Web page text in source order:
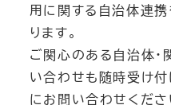
用に関する自治体連
ります。
ご関心のある自治体
い合わせも随時受け
にお問い合わせくださ